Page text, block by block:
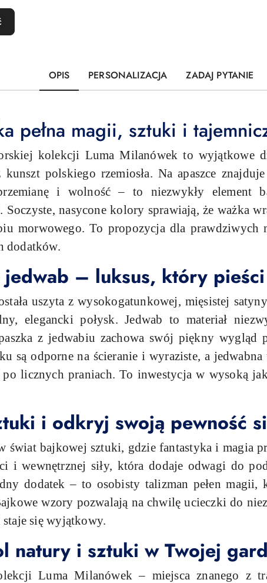
OPIS PERSONALIZACJA ZADAJ PYTANIE
pełna magii, sztuki i
kolekcji Luma Milanówek to wyjątkowe
polskiego rzemiosła. Na apaszce
i wolność – to niezwykły element
Soczyste, nasycone kolory sprawiają, że ważka
morwowego. To propozycja dla prawdziwych
dodatków.
jedwab – luksus, który
uszyta z wysokogatunkowej, mięsistej
elegancki połysk. Jedwab to materiał
z jedwabiu zachowa swój piękny
są odporne na ścieranie i wyraziste, a
licznych praniach. To inwestycja w wysoką
i odkryj swoją pewność
bajkowej sztuki, gdzie fantastyka i magia
i wewnętrznej siły, która dodaje odwagi do
dodatek – to osobisty talizman pełen
wzory pozwalają na chwilę ucieczki do
staje się wyjątkowy.
natury i sztuki w Twojej
Luma Milanówek – miejsca znanego z